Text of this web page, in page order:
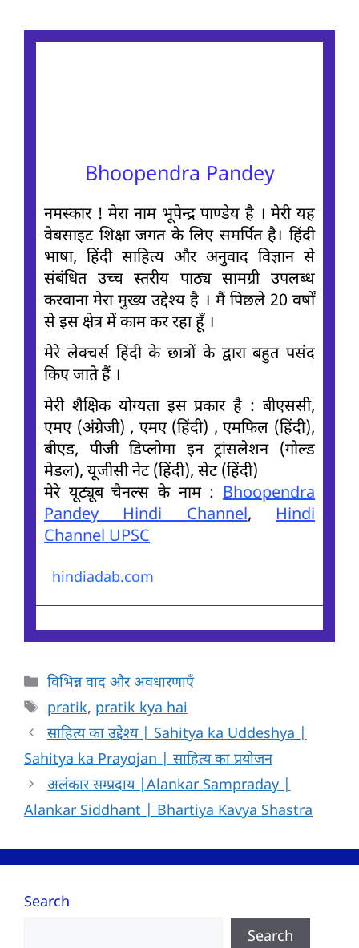
Bhoopendra Pandey
नमस्कार ! मेरा नाम भूपेन्द्र पाण्डेय है । मेरी यह
वेबसाइट शिक्षा जगत के लिए समर्पित है। हिंदी
भाषा, हिंदी साहित्य और अनुवाद विज्ञान से
संबंधित उच्च स्तरीय पाठ्य सामग्री उपलब्ध
करवाना मेरा मुख्य उद्देश्य है । मैं पिछले 20 वर्षों
से इस क्षेत्र में काम कर रहा हूँ ।
मेरे लेक्चर्स हिंदी के छात्रों के द्वारा बहुत पसंद
किए जाते हैं ।
मेरी शैक्षिक योग्यता इस प्रकार है : बीएससी,
एमए (अंग्रेजी) , एमए (हिंदी) , एमफिल (हिंदी),
बीएड, पीजी डिप्लोमा इन ट्रांसलेशन (गोल्ड
मेडल), यूजीसी नेट (हिंदी), सेट (हिंदी)
मेरे यूट्यूब चैनल्स के नाम : Bhoopendra
Pandey Hindi Channel,Hindi
Channel UPSC
hindiadab.com
Categories
विभिन्न वाद और अवधारणाएँ
Tags
pratik,pratik kya hai
साहित्य का उद्देश्य | Sahitya ka Uddeshya |
Sahitya ka Prayojan | साहित्य का प्रयोजन
अलंकार सम्प्रदाय |Alankar Sampraday |
Alankar Siddhant | Bhartiya Kavya Shastra
Search
Search